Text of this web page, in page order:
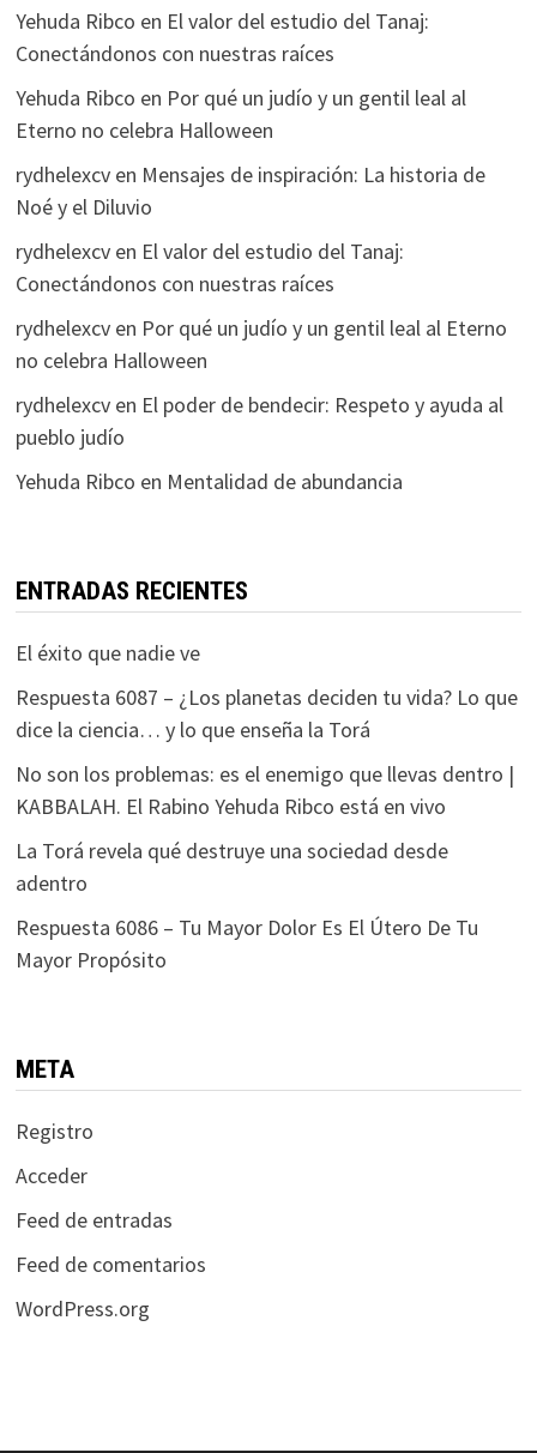
Yehuda Ribco en El valor del estudio del Tanaj:
Conectándonos con nuestras raíces
Yehuda Ribco en Por qué un judío y un gentil leal al
Eterno no celebra Halloween
rydhelexcven Mensajes de inspiración: La historia de
Noé y el Diluvio
rydhelexcven El valor del estudio del Tanaj:
Conectándonos con nuestras raíces
rydhelexcven Por qué un judío y un gentil leal al Eterno
no celebra Halloween
rydhelexcven El poder de bendecir: Respeto y ayuda al
pueblo judío
Yehuda Ribco en Mentalidad de abundancia
ENTRADAS RECIENTES
El éxito que nadie ve
Respuesta 6087 – ¿Los planetas deciden tu vida? Lo que
dice la ciencia… y lo que enseña la Torá
No son los problemas: es el enemigo que llevas dentro |
KABBALAH. El Rabino Yehuda Ribco está en vivo
La Torá revela qué destruye una sociedad desde
adentro
Respuesta 6086 – Tu Mayor Dolor Es El Útero De Tu
Mayor Propósito
META
Registro
Acceder
Feed de entradas
Feed de comentarios
WordPress.org